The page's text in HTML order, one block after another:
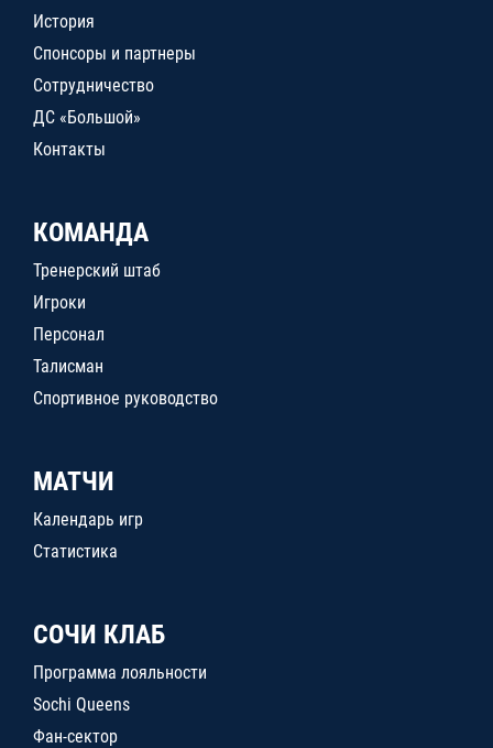
История
Спонсоры и партнеры
Сотрудничество
ДС «Большой»
Контакты
КОМАНДА
Тренерский штаб
Игроки
Персонал
Талисман
Спортивное руководство
МАТЧИ
Календарь игр
Статистика
СОЧИ КЛАБ
Программа лояльности
Sochi Queens
Фан-сектор